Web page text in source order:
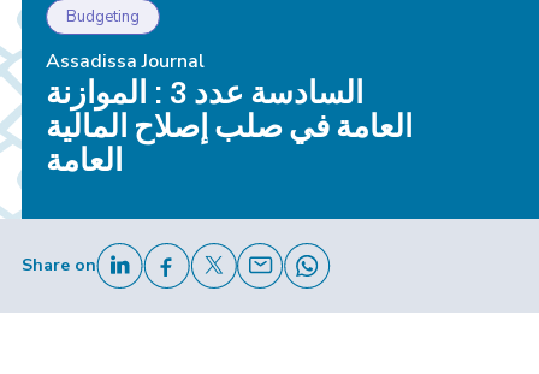
Budgeting
Assadissa Journal
السادسة عدد 3 : الموازنة
العامة في صلب إصلاح المالية
العامة
Share on